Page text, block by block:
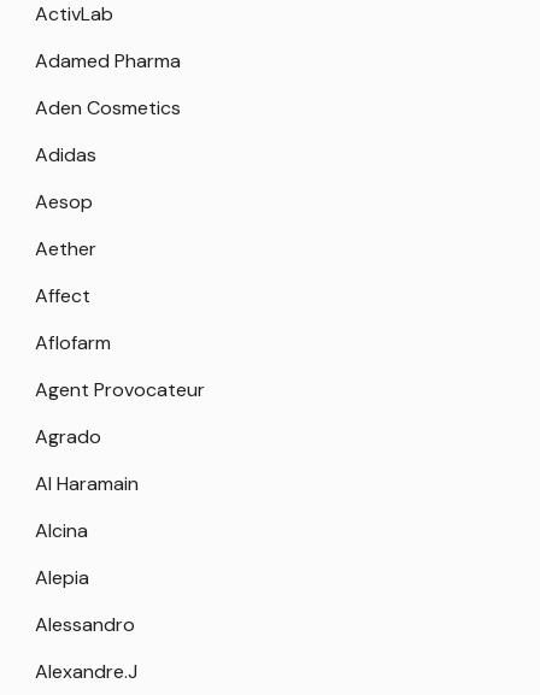
ActivLab
Adamed Pharma
Aden Cosmetics
Adidas
Aesop
Aether
Affect
Aflofarm
Agent Provocateur
Agrado
Al Haramain
Alcina
Alepia
Alessandro
Alexandre.J